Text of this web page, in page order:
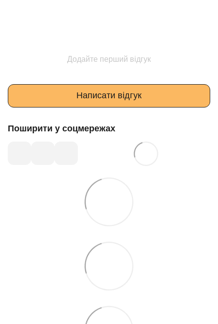
Додайте перший відгук
Написати відгук
Поширити у соцмережах